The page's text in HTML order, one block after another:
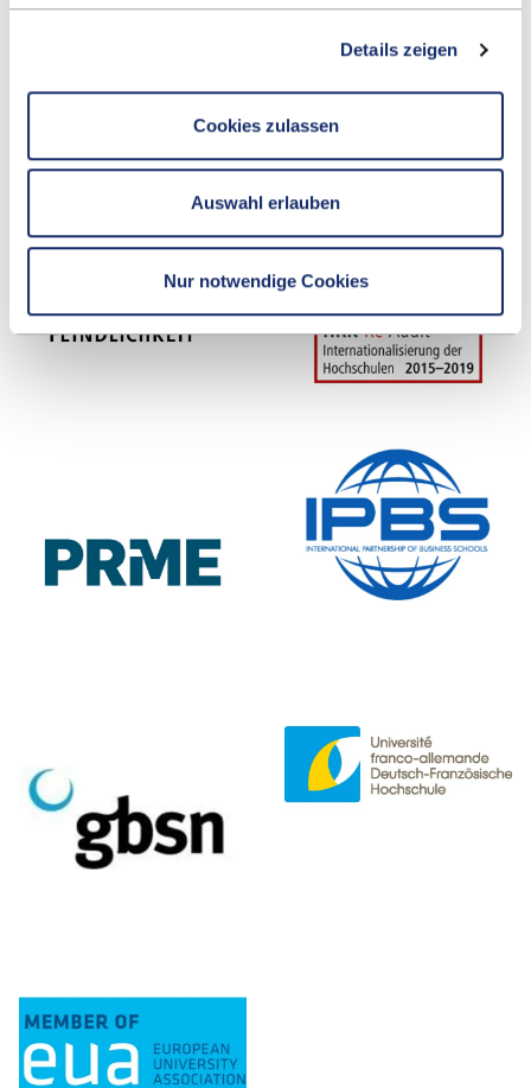
Details zeigen
Cookies zulassen
Auswahl erlauben
Nur notwendige Cookies